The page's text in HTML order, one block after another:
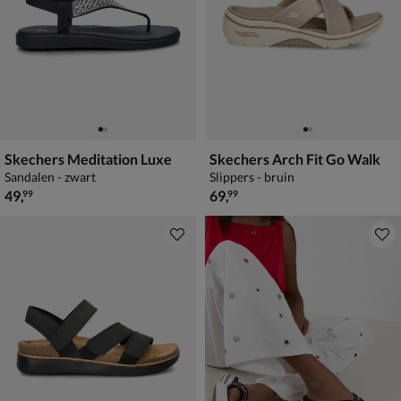
Skechers Meditation Luxe
Sandalen - zwart
€ 49,99
49,99
Skechers Arch Fit Go Walk
Slippers - bruin
€ 69,99
69,99